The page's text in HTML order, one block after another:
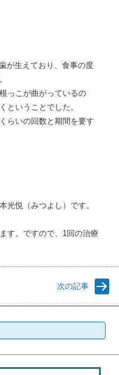
が生えており、食事の度
っこが曲がっているの
ということでした。
らいの回数と期間を要す
悦（みつよし）です。
す。ですので、1回の治療
次の記事